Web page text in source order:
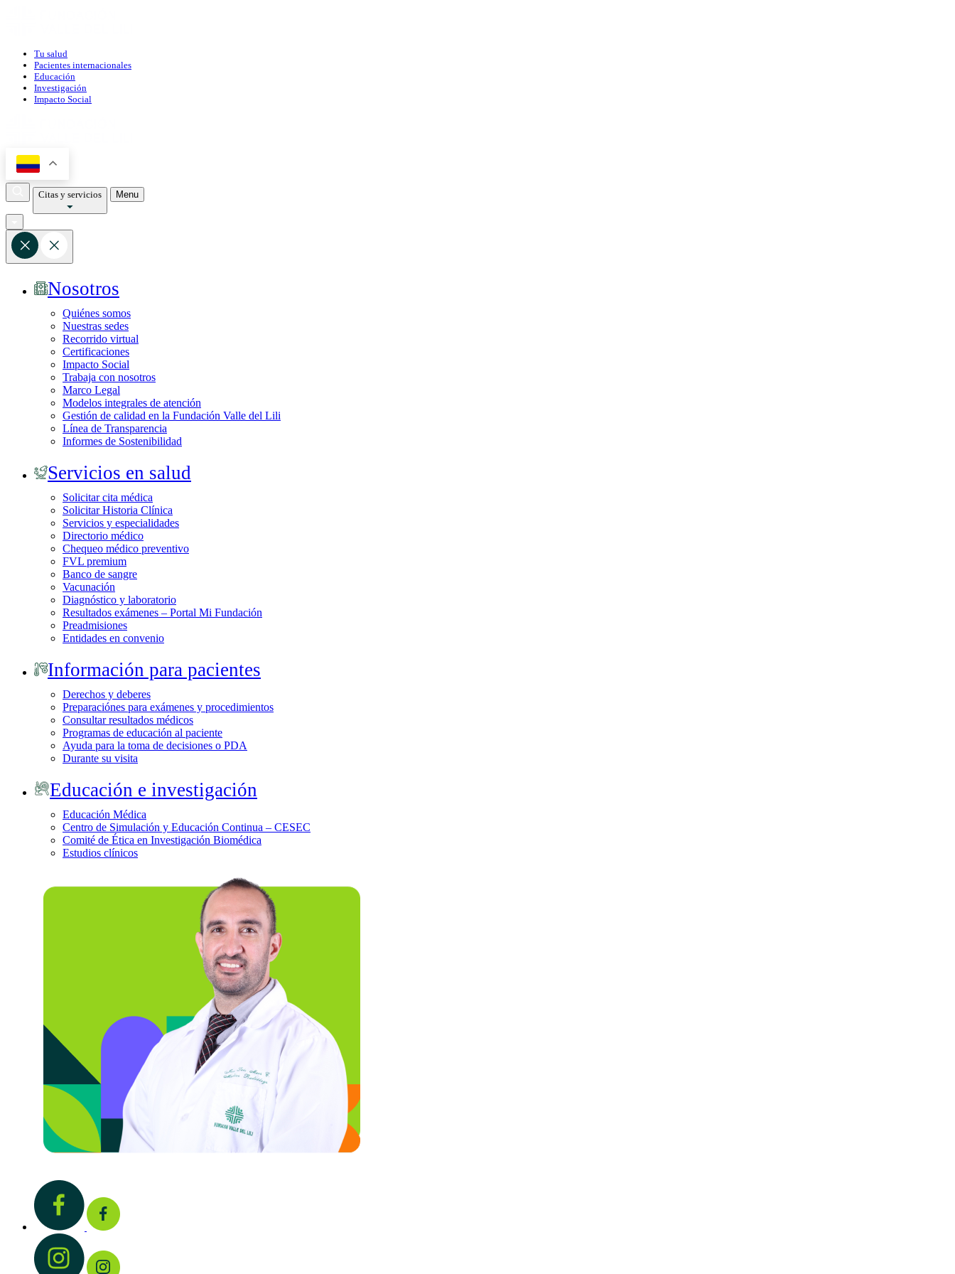
Tu salud
Pacientes internacionales
Educación
Investigación
Impacto Social
Citas y servicios Menu
Nosotros
Quiénes somos
Nuestras sedes
Recorrido virtual
Certificaciones
Impacto Social
Trabaja con nosotros
Marco Legal
Modelos integrales de atención
Gestión de calidad en la Fundación Valle del Lili
Línea de Transparencia
Informes de Sostenibilidad
Servicios en salud
Solicitar cita médica
Solicitar Historia Clínica
Servicios y especialidades
Directorio médico
Chequeo médico preventivo
FVL premium
Banco de sangre
Vacunación
Diagnóstico y laboratorio
Resultados exámenes – Portal Mi Fundación
Preadmisiones
Entidades en convenio
Información para pacientes
Derechos y deberes
Preparaciónes para exámenes y procedimientos
Consultar resultados médicos
Programas de educación al paciente
Ayuda para la toma de decisiones o PDA
Durante su visita
Educación e investigación
Educación Médica
Centro de Simulación y Educación Continua – CESEC
Comité de Ética en Investigación Biomédica
Estudios clínicos